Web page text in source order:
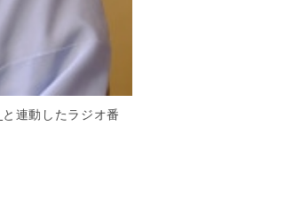
と連動したラジオ番